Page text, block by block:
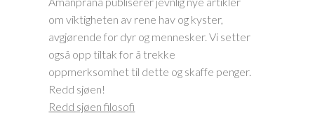
om viktigheten av rene hav og kyster,
avgjørende for dyr og mennesker. Vi setter
også opp tiltak for å trekke
oppmerksomhet til dette og skaffe penger.
Redd sjøen!
Redd sjøen filosofi